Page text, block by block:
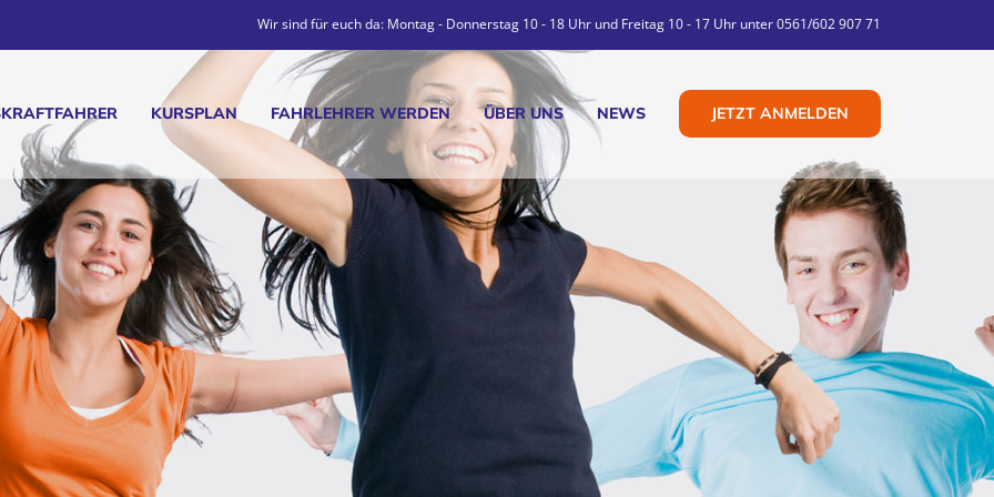
Wir sind für euch da: Montag - Donnerstag 10 - 18 Uhr und Freitag 10 - 17 Uhr unter 0561/602 907 71
KURSPLAN FAHRLEHRER WERDEN ÜBER UNS NEWS JETZT ANMELDEN